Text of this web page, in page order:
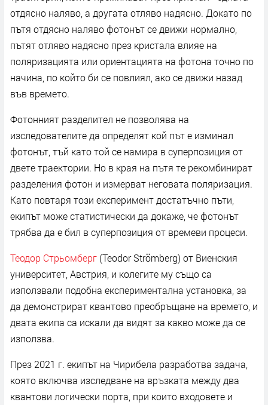
отдясно наляво, а другата отляво надясно. Докато по
пътя отдясно наляво фотонът се движи нормално,
пътят отляво надясно през кристала влияе на
поляризацията или ориентацията на фотона точно по
начина, по който би се повлиял, ако се движи назад
във времето.
Фотонният разделител не позволява на
изследователите да определят кой път е изминал
фотонът, тъй като той се намира в суперпозиция от
двете траектории. Но в края на пътя те рекомбинират
разделения фотон и измерват неговата поляризация.
Като повтаря този експеримент достатъчно пъти,
екипът може статистически да докаже, че фотонът
трябва да е бил в суперпозиция от времеви процеси.
Теодор Стрьомберг (Teodor Strömberg) от Виенския
университет, Австрия, и колегите му също са
използвали подобна експериментална установка, за
да демонстрират квантово преобръщане на времето, и
двата екипа са искали да видят за какво може да се
използва.
През 2021 г. екипът на Чирибела разработва задача,
която включва изследване на връзката между два
квантови логически порта, при които входовете и